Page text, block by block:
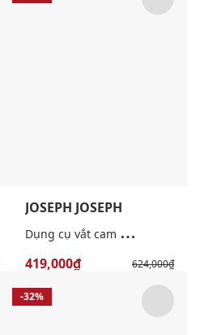
JOSEPH JOSEPH
D
ụng cụ vắt cam tiện lợi
419,000₫ 624,000₫
-32%